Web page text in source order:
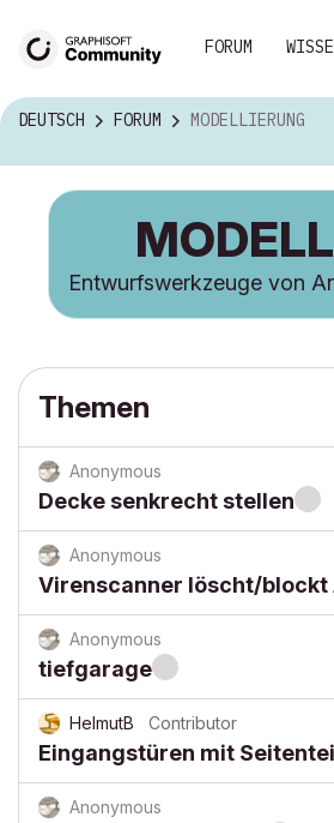
FORUM
DEUTSCH FORUM MODELLIERUNG
Entwurfswerkzeuge von
Themen
Anonymous
Decke senkrecht stellen
Anonymous
Virenscanner löscht/blockt
Anonymous
tiefgarage
HelmutB Contributor
Eingangstüren mit
Anonymous